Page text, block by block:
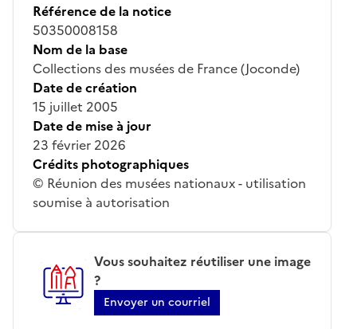
Référence de la notice
50350008158
Nom de la base
Collections des musées de France (Joconde)
Date de création
15 juillet 2005
Date de mise à jour
23 février 2026
Crédits photographiques
© Réunion des musées nationaux - utilisation
soumise à autorisation
Vous souhaitez réutiliser une image
?
Envoyer un courriel